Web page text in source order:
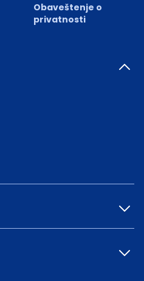
Obaveštenje o
privatnosti